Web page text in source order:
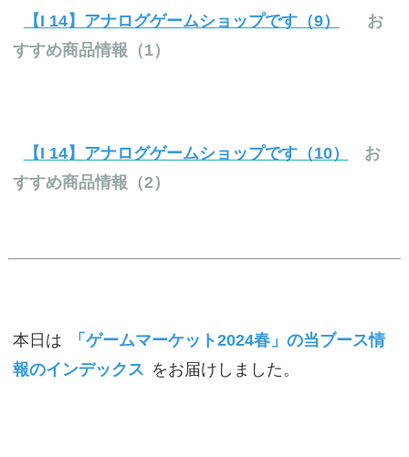
【I 14】アナログゲームショップです（9）
お
すすめ商品情報（1）
【I 14】アナログゲームショップです（10）
お
すすめ商品情報（2）
本日は
「ゲームマーケット2024春」の当ブース情
報のインデックス をお届けしました。